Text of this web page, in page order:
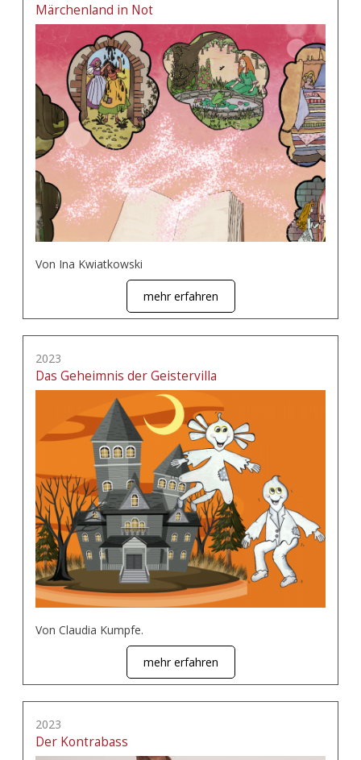
Märchenland in Not
Von Ina Kwiatkowski
mehr erfahren
2023
Das Geheimnis der Geistervilla
Von Claudia Kumpfe.
mehr erfahren
2023
Der Kontrabass